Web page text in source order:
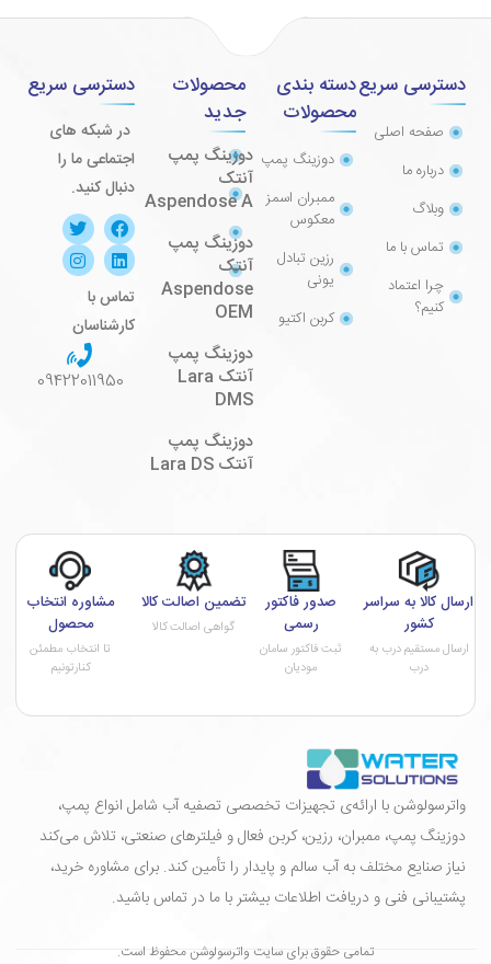
دسترسی سریع
صفحه اصلی
درباره ما
وبلاگ
تماس با ما
چرا اعتماد
کنیم؟
دسته بندی
محصولات
دوزینگ پمپ
ممبران اسمز
معکوس
رزین تبادل
یونی
کربن اکتیو
محصولات
جدید
دوزینگ پمپ
آنتک
Aspendose A
دوزینگ پمپ
آنتک
Aspendose
OEM
دوزینگ پمپ
آنتک Lara
DMS
دوزینگ پمپ
آنتک Lara DS
دسترسی سریع
در شبکه های
اجتماعی ما را
دنبال کنید.
تماس با
کارشناسان
09422011950
ارسال کالا به سراسر
کشور
ارسال مستقیم درب به
درب
صدور فاکتور
رسمی
ثبت فاکتور سامان
مودیان
تضمین اصالت کالا
گواهی اصالت کالا
مشاوره انتخاب
محصول
تا انتخاب مطمئن
کنارتونیم
واترسولوشن با ارائه‌ی تجهیزات تخصصی تصفیه آب شامل انواع پمپ،
دوزینگ پمپ، ممبران، رزین، کربن فعال و فیلترهای صنعتی، تلاش می‌کند
نیاز صنایع مختلف به آب سالم و پایدار را تأمین کند. برای مشاوره خرید،
پشتیبانی فنی و دریافت اطلاعات بیشتر با ما در تماس باشید.
تمامی حقوق برای سایت واترسولوشن محفوظ است.